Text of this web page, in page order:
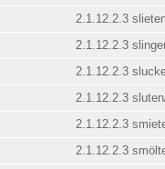
2.1.12.2.3
2.1.12.2.3
2.1.12.2.3
2.1.12.2.3
2.1.12.2.3
2.1.12.2.3